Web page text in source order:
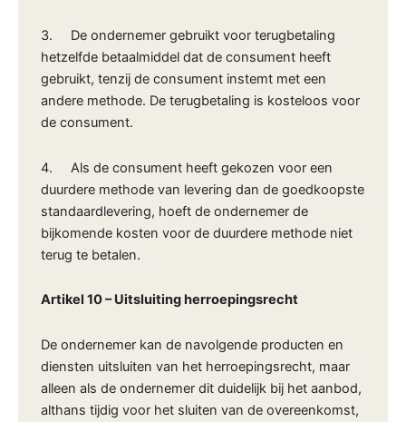
3. De ondernemer gebruikt voor terugbetaling
hetzelfde betaalmiddel dat de consument heeft
gebruikt, tenzij de consument instemt met een
andere methode. De terugbetaling is kosteloos voor
de consument.
4. Als de consument heeft gekozen voor een
duurdere methode van levering dan de goedkoopste
standaardlevering, hoeft de ondernemer de
bijkomende kosten voor de duurdere methode niet
terug te betalen.
Artikel 10–Uitsluiting herroepingsrecht
De ondernemer kan de navolgende producten en
diensten uitsluiten van het herroepingsrecht, maar
alleen als de ondernemer dit duidelijk bij het aanbod,
althans tijdig voor het sluiten van de overeenkomst,